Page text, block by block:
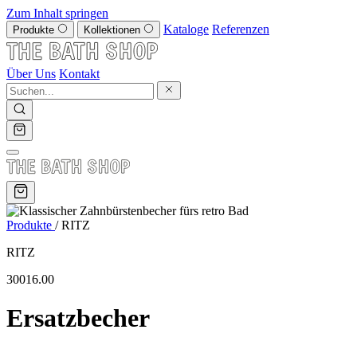
Zum Inhalt springen
Produkte Kollektionen Kataloge Referenzen
Über Uns Kontakt
Produkte / RITZ
RITZ
30016.00
Ersatzbecher